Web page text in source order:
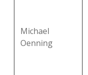
Michael
Oenning